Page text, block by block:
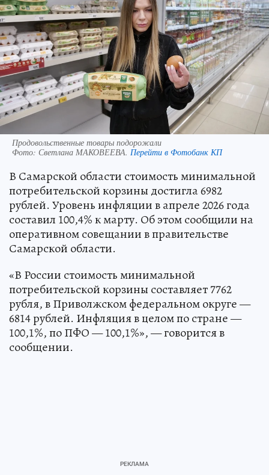
Продовольственные товары подорожали
Фото: Светлана МАКОВЕЕВА. Перейти в Фотобанк КП
В Самарской области стоимость минимальной
потребительской корзины достигла 6982
рублей. Уровень инфляции в апреле 2026 года
составил 100,4% к марту. Об этом сообщили на
оперативном совещании в правительстве
Самарской области.
«В России стоимость минимальной
потребительской корзины составляет 7762
рубля, в Приволжском федеральном округе —
6814 рублей. Инфляция в целом по стране —
100,1%, по ПФО — 100,1%», — говорится в
сообщении.